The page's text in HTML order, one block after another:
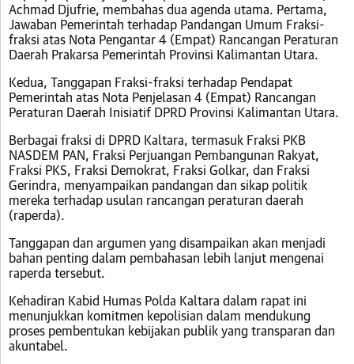
Achmad Djufrie, membahas dua agenda utama. Pertama,
Jawaban Pemerintah terhadap Pandangan Umum Fraksi-
fraksi atas Nota Pengantar 4 (Empat) Rancangan Peraturan
Daerah Prakarsa Pemerintah Provinsi Kalimantan Utara.
Kedua, Tanggapan Fraksi-fraksi terhadap Pendapat
Pemerintah atas Nota Penjelasan 4 (Empat) Rancangan
Peraturan Daerah Inisiatif DPRD Provinsi Kalimantan Utara.
Berbagai fraksi di DPRD Kaltara, termasuk Fraksi PKB
NASDEM PAN, Fraksi Perjuangan Pembangunan Rakyat,
Fraksi PKS, Fraksi Demokrat, Fraksi Golkar, dan Fraksi
Gerindra, menyampaikan pandangan dan sikap politik
mereka terhadap usulan rancangan peraturan daerah
(raperda).
Tanggapan dan argumen yang disampaikan akan menjadi
bahan penting dalam pembahasan lebih lanjut mengenai
raperda tersebut.
Kehadiran Kabid Humas Polda Kaltara dalam rapat ini
menunjukkan komitmen kepolisian dalam mendukung
proses pembentukan kebijakan publik yang transparan dan
akuntabel.